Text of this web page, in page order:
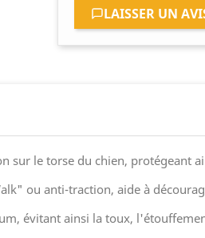
LAISSER UN
sur le torse du chien, protégeant
ou anti-traction, aide à
évitant ainsi la toux,